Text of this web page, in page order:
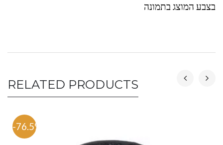
בצבע המוצג בתמונה
RELATED PRODUCTS
-76.5%